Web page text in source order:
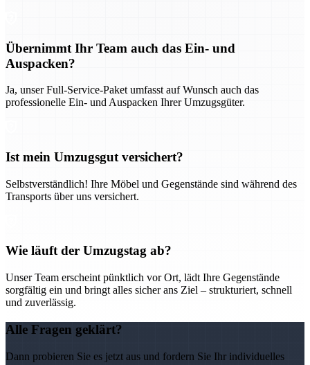
Übernimmt Ihr Team auch das Ein- und
Auspacken?
Ja, unser Full-Service-Paket umfasst auf Wunsch auch das
professionelle Ein- und Auspacken Ihrer Umzugsgüter.
Ist mein Umzugsgut versichert?
Selbstverständlich! Ihre Möbel und Gegenstände sind während des
Transports über uns versichert.
Wie läuft der Umzugstag ab?
Unser Team erscheint pünktlich vor Ort, lädt Ihre Gegenstände
sorgfältig ein und bringt alles sicher ans Ziel – strukturiert, schnell
und zuverlässig.
Alle Fragen geklärt?
Dann probieren Sie es jetzt aus und fordern Sie Ihr individuelles